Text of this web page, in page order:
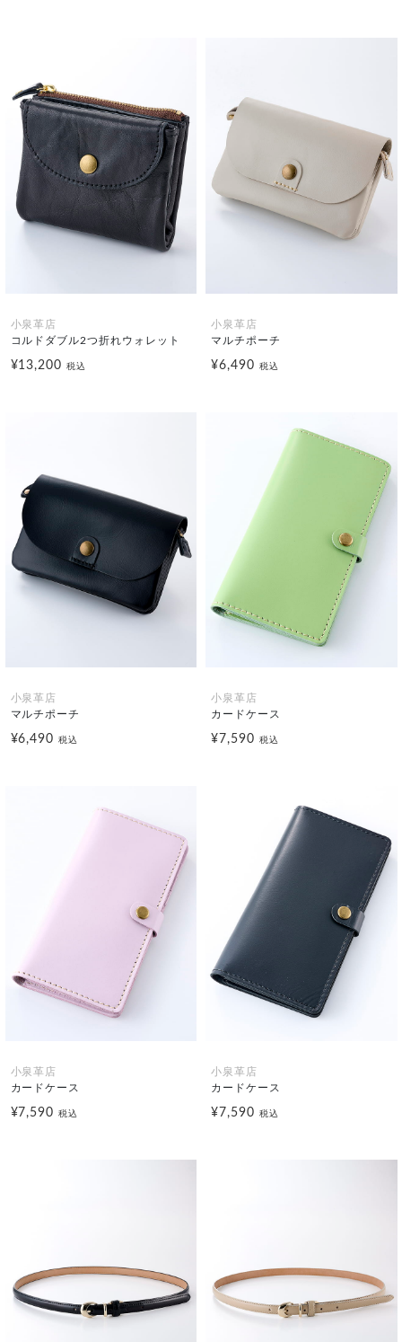
小泉革店
コルドダブル2つ折れウォレット
¥13,200税込
小泉革店
マルチポーチ
¥6,490 税込
小泉革店
マルチポーチ
¥6,490税込
小泉革店
カードケース
¥7,590 税込
小泉革店
カードケース
¥7,590税込
小泉革店
カードケース
¥7,590 税込